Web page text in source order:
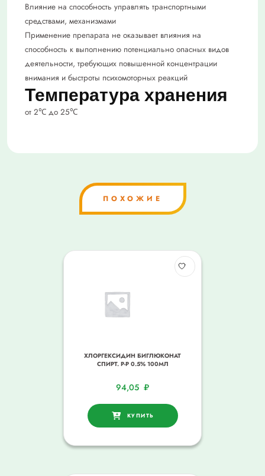
Влияние на способность управлять транспортными
средствами, механизмами
Применение препарата не оказывает влияния на
способность к выполнению потенциально опасных видов
деятельности, требующих повышенной концентрации
внимания и быстроты психомоторных реакций
Температура хранения
от 2℃ до 25℃
ПОХОЖИЕ
ХЛОРГЕКСИДИН БИГЛЮКОНАТ
СПИРТ. Р-Р 0.5% 100МЛ
94,05 ₽
КУПИТЬ